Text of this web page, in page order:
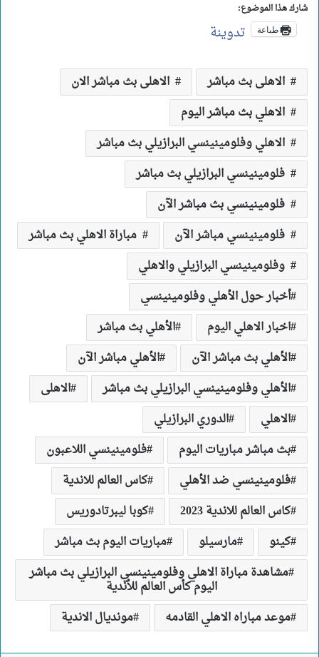
شارك هذا الموضوع:
طباعة تدوينة
الاهلى بث مباشر
الاهلى بث مباشر الان
الاهلي بث مباشر اليوم
الاهلي وفلومينينسي البرازيلي بث مباشر
فلومينينسي البرازيلي بث مباشر
فلومينينسي بث مباشر الآن
فلومينينسي مباشر الآن
مباراة الاهلي بث مباشر
وفلومينينسي البرازيلي والاهلي
أخبار حول الأهلي وفلومينينسي
اخبار الاهلي اليوم
الأهلي بث مباشر
الأهلي بث مباشر الآن
الأهلي مباشر الآن
الأهلي وفلومينينسي البرازيلي بث مباشر
الاهلى
الاهلي
الدوري البرازيلي
بث مباشر مباريات اليوم
فلومينينسي اللاعبون
فلومينينسي ضد الأهلي
كاس العالم للاندية
كاس العالم للاندية 2023
كوبا ليبرتادوريس
كينو
مارسيلو
مباريات اليوم بث مباشر
مشاهدة مباراة الاهلي وفلومينينسي البرازيلي بث مباشر
اليوم كأس العالم للأندية
موعد مباراه الاهلي القادمه
مونديال الاندية